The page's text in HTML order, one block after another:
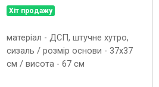
Хіт продажу
матеріал - ДСП, штучне хутро,
сизаль / розмір основи - 37х37
см / висота - 67 см